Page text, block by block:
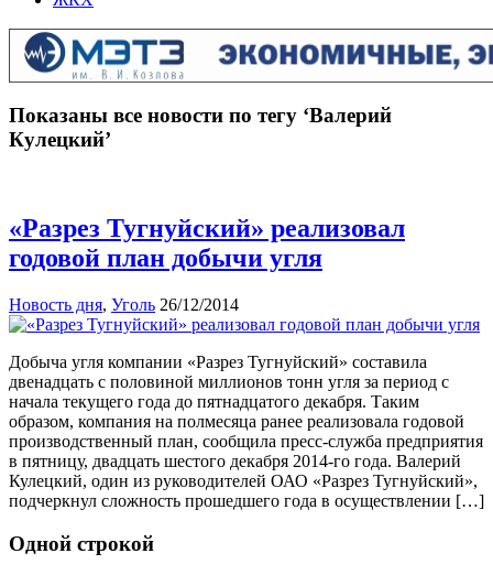
Показаны все новости по тегу ‘Валерий
Кулецкий’
«Разрез Тугнуйский» реализовал
годовой план добычи угля
Новость дня, Уголь 26/12/2014
Добыча угля компании «Разрез Тугнуйский» составила
двенадцать с половиной миллионов тонн угля за период с
начала текущего года до пятнадцатого декабря. Таким
образом, компания на полмесяца ранее реализовала годовой
производственный план, сообщила пресс-служба предприятия
в пятницу, двадцать шестого декабря 2014-го года. Валерий
Кулецкий, один из руководителей ОАО «Разрез Тугнуйский»,
подчеркнул сложность прошедшего года в осуществлении […]
Одной строкой